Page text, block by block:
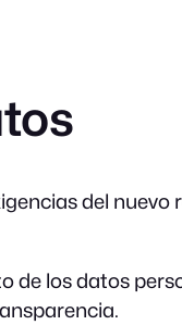
del
los datos